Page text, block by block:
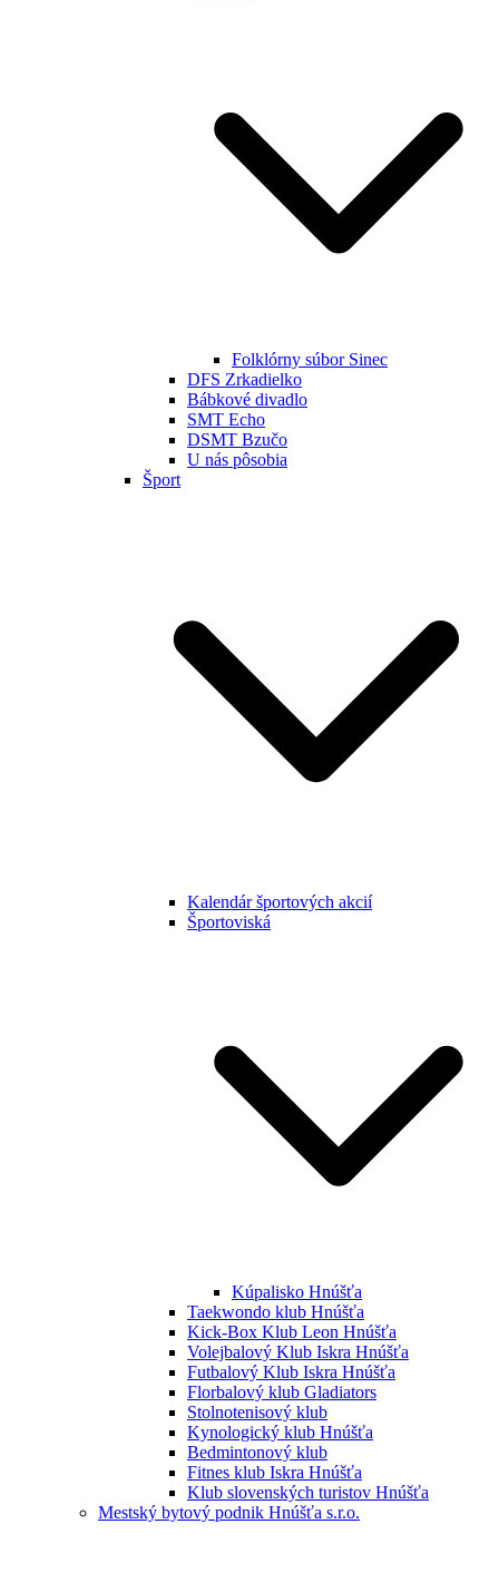
Folklórny súbor Sinec
DFS Zrkadielko
Bábkové divadlo
SMT Echo
DSMT Bzučo
U nás pôsobia
Šport
Kalendár športových akcií
Športoviská
Kúpalisko Hnúšťa
Taekwondo klub Hnúšťa
Kick-Box Klub Leon Hnúšťa
Volejbalový Klub Iskra Hnúšťa
Futbalový Klub Iskra Hnúšťa
Florbalový klub Gladiators
Stolnotenisový klub
Kynologický klub Hnúšťa
Bedmintonový klub
Fitnes klub Iskra Hnúšťa
Klub slovenských turistov Hnúšťa
Mestský bytový podnik Hnúšťa s.r.o.